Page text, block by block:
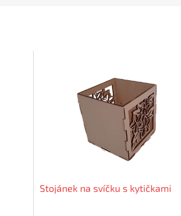
Stojánek na svíčku s kytičkami